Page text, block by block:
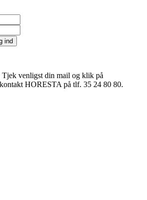
venligst din mail og klik på
HORESTA på tlf. 35 24 80 80.